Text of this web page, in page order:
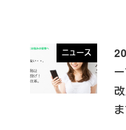
ニュース